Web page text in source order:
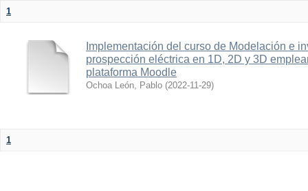
1
Implementación del curso de Modelación e
prospección eléctrica en 1D, 2D y 3D
plataforma Moodle
Ochoa León, Pablo (2022-11-29)
1